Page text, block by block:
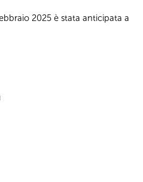
2025 è stata anticipata a